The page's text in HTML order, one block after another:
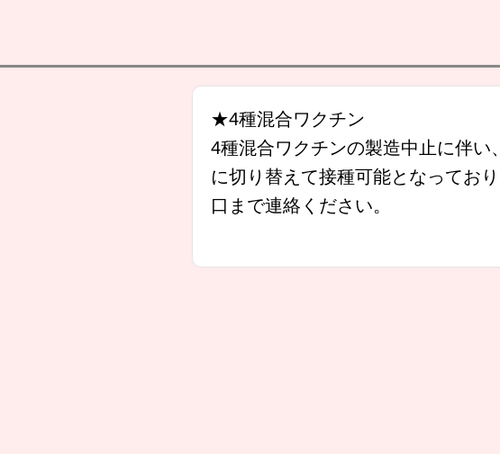
★4種混合ワクチン
4種混合ワクチンの製造中止に伴
に切り替えて接種可能となってお
口まで連絡ください。